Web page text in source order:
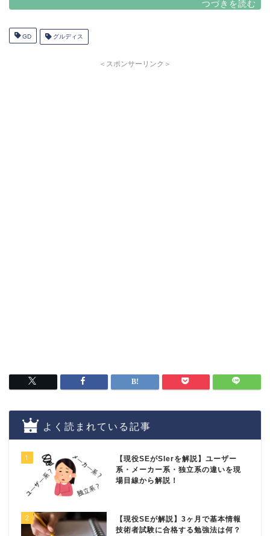
GD グルディス
＜スポンサーリンク＞
よく読まれている記事
1
【現役SEがSIerを解説】ユーザー
系・メーカー系・独立系の違いを現
場目線から解説！
2
【現役SEが解説】3ヶ月で基本情報
技術者試験に合格する勉強法は何？